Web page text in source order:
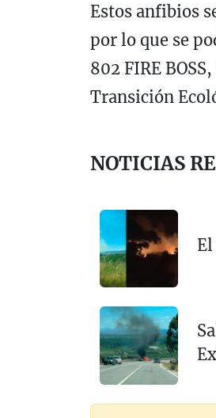
Estos anfibios
por lo que se
802 FIRE
Transición
NOTICIAS